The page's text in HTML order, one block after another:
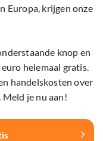
Europa, krijgen onze
knop en
helemaal gratis.
handelskosten over
Meld je nu aan!